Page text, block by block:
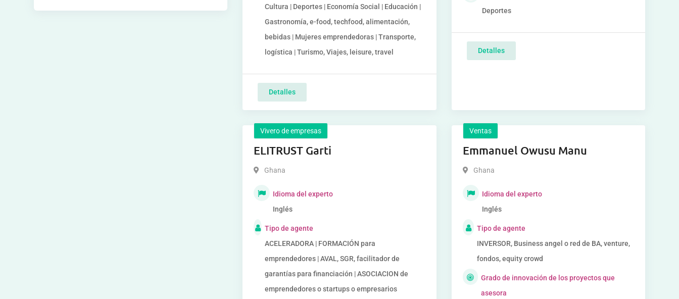
Cultura | Deportes | Economía Social | Educación |
Gastronomía, e-food, techfood, alimentación,
bebidas | Mujeres emprendedoras | Transporte,
logística | Turismo, Viajes, leisure, travel
Detalles
Deportes
Detalles
Vivero de empresas
ELITRUST Garti
Ghana
Idioma del experto
Inglés
Tipo de agente
ACELERADORA | FORMACIÓN para
emprendedores | AVAL, SGR, facilitador de
garantías para financiación | ASOCIACION de
emprendedores o startups o empresarios
Ventas
Emmanuel Owusu Manu
Ghana
Idioma del experto
Inglés
Tipo de agente
INVERSOR, Business angel o red de BA, venture,
fondos, equity crowd
Grado de innovación de los proyectos que
asesora